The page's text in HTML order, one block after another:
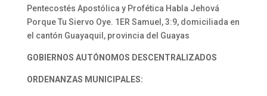
Pentecostés Apostólica y Profética Habla Jehová
Porque Tu Siervo Oye. 1ER Samuel, 3:9, domiciliada en
el cantón Guayaquil, provincia del Guayas
GOBIERNOS AUTÓNOMOS DESCENTRALIZADOS
ORDENANZAS MUNICIPALES: